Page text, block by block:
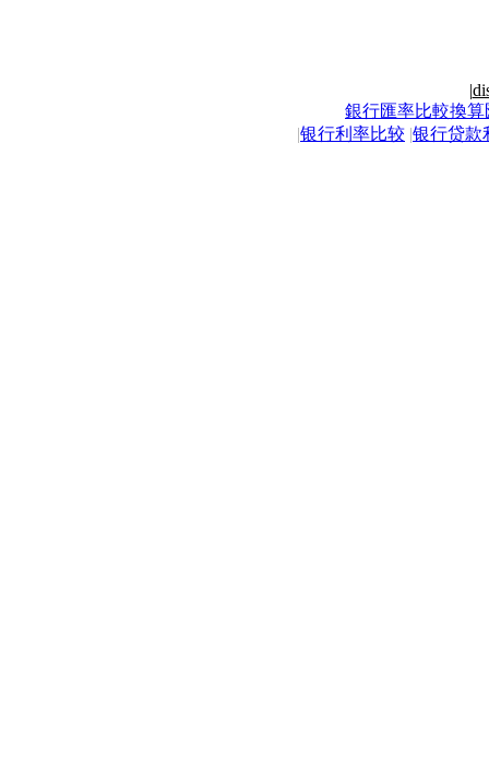
|
銀行匯率比較換算
|银行利率比较 |银行贷款